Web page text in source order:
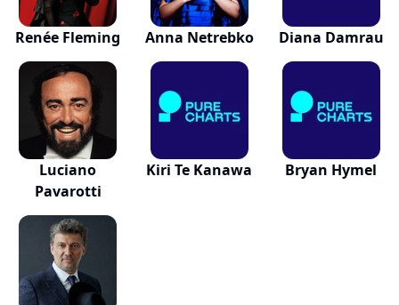
Renée Fleming Anna Netrebko Diana Damrau
Luciano
Pavarotti
Kiri Te Kanawa Bryan Hymel